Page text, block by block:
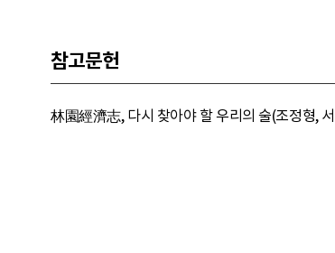
참고문헌
林園經濟志, 다시 찾아야 할 우리의 술(조정형,